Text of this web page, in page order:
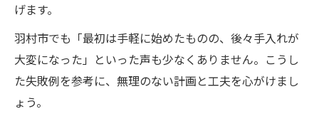
げます。
羽村市でも「最初は手軽に始めたものの、後々手入れが
大変になった」といった声も少なくありません。こうし
た失敗例を参考に、無理のない計画と工夫を心がけまし
ょう。